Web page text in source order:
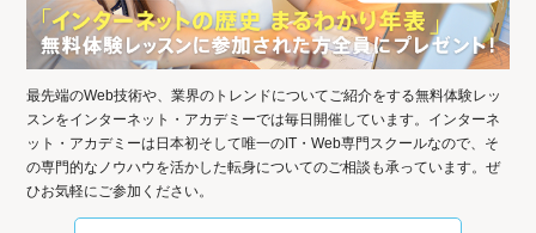
最先端のWeb技術や、業界のトレンドについてご紹介をする無料体験レッ
スンをインターネット・アカデミーでは毎日開催しています。インターネ
ット・アカデミーは日本初そして唯一のIT・Web専門スクールなので、そ
の専門的なノウハウを活かした転身についてのご相談も承っています。ぜ
ひお気軽にご参加ください。